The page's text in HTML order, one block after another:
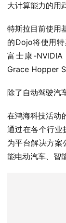
大计算能力的用
特斯拉目前使用
的Dojo将使用
富士康-
Grace Hopper
除了自动驾驶汽
在鸿海科技活动
通过在各个行业
为平台解决方案
能电动汽车、智